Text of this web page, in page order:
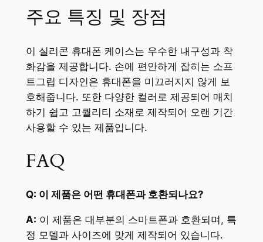
주요 특징 및 장점
이 실리콘 휴대폰 케이스는 우수한 내구성과 착
화감을 제공합니다. 손에 편안하게 잡히는 소프
트그립 디자인은 휴대폰을 미끄러지지 않게 보
호해줍니다. 또한 다양한 컬러로 제공되어 매치
하기 쉽고 고퀄리티 소재로 제작되어 오랜 기간
사용할 수 있는 제품입니다.
FAQ
Q: 이 제품은 어떤 휴대폰과 호환되나요?
A: 이 제품은 대부분의 스마트폰과 호환되며, 특
정 모델과 사이즈에 맞게 제작되어 있습니다.